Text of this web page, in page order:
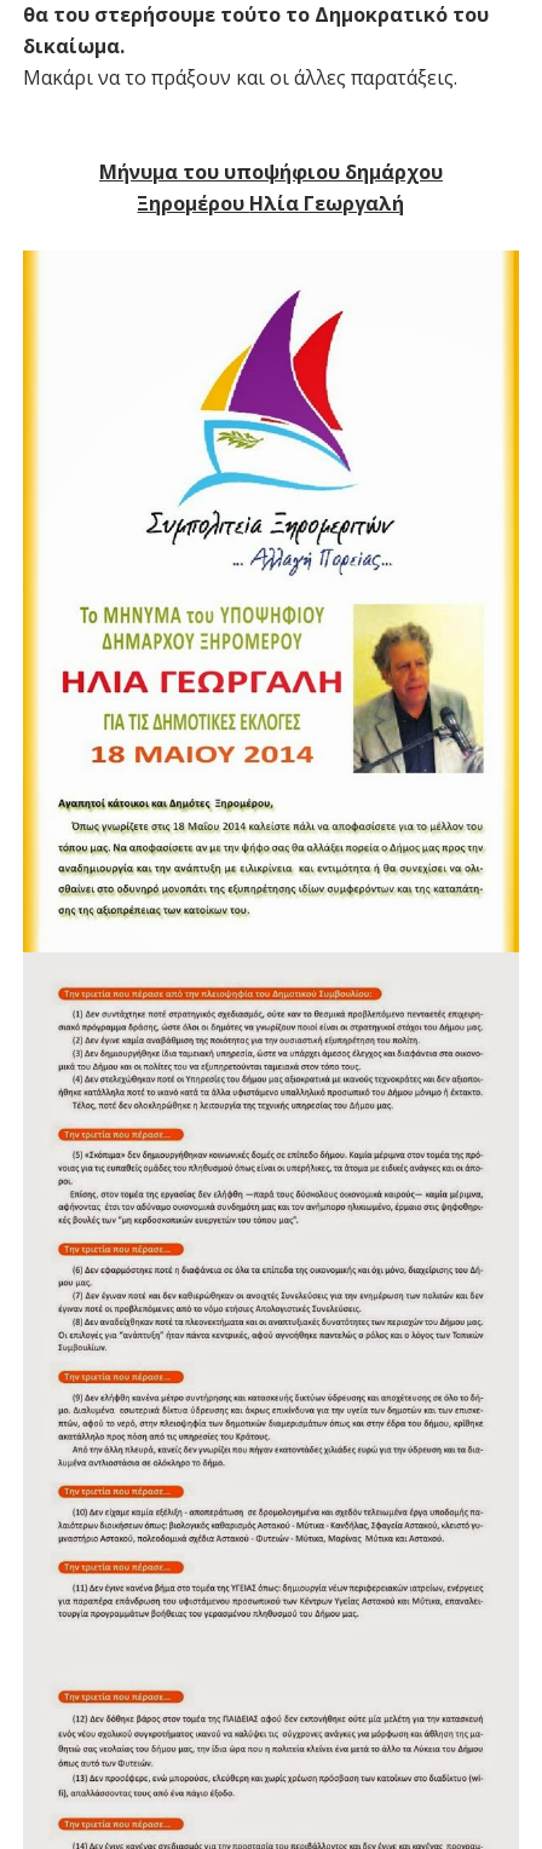
θα του στερήσουμε τούτο το Δημοκρατικό του
δικαίωμα.
Μακάρι να το πράξουν και οι άλλες παρατάξεις.
Μήνυμα του υποψήφιου δημάρχου
Ξηρομέρου Ηλία Γεωργαλή